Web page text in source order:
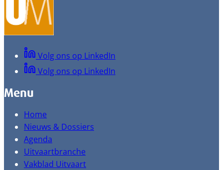
Volg ons op LinkedIn
Volg ons op LinkedIn
Menu
Home
Nieuws & Dossiers
Agenda
Uitvaartbranche
Vakblad Uitvaart